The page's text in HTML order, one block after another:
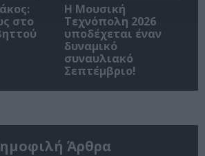
στο
Η Μουσική
Τεχνόπολη 2026
υποδέχεται έναν
δυναμικό
συναυλιακό
Σεπτέμβριο!
Άρθρα